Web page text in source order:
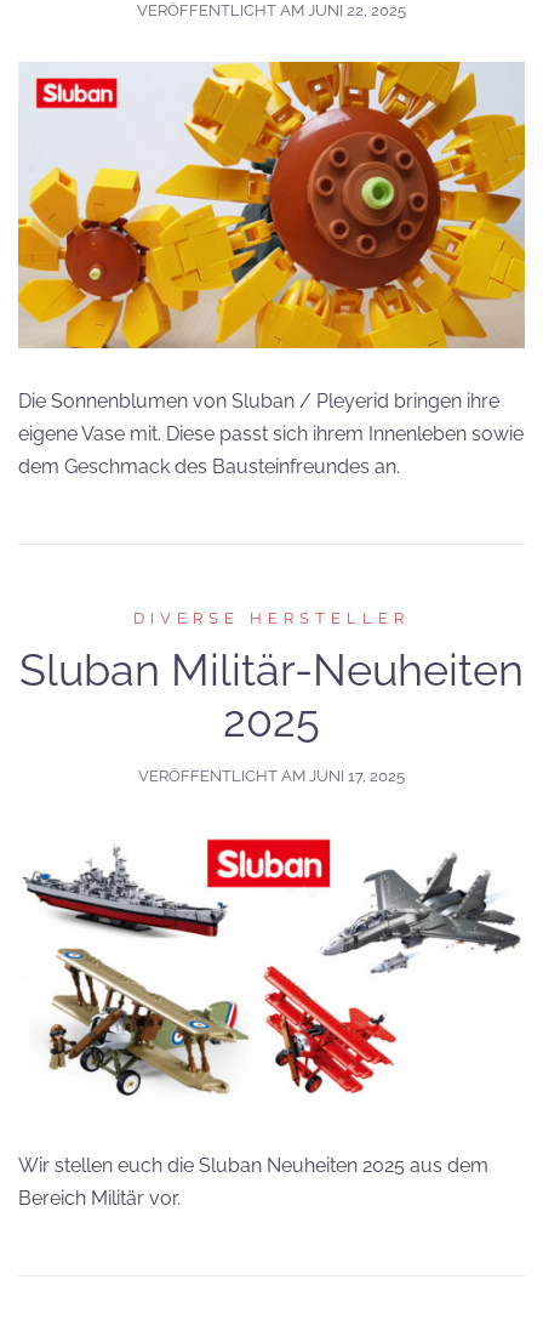
VERÖFFENTLICHT AM JUNI 22, 2025
Die Sonnenblumen von Sluban / Pleyerid bringen ihre
eigene Vase mit. Diese passt sich ihrem Innenleben sowie
dem Geschmack des Bausteinfreundes an.
DIVERSE HERSTELLER
Sluban Militär-Neuheiten
2025
VERÖFFENTLICHT AM JUNI 17, 2025
Wir stellen euch die Sluban Neuheiten 2025 aus dem
Bereich Militär vor.